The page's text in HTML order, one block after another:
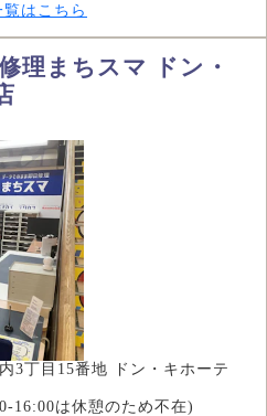
覧はこちら
理まちスマ ドン・
3丁目15番地 ドン・キホーテ
16:00は休憩のため不在)